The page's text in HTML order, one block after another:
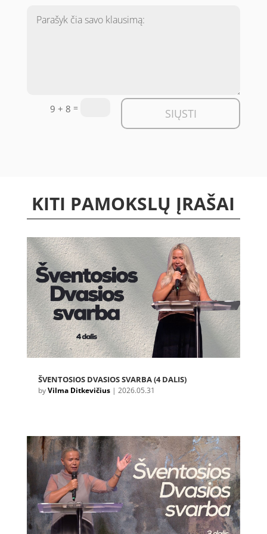
9 + 8 = SIŲSTI
KITI PAMOKSLŲ ĮRAŠAI
ŠVENTOSIOS DVASIOS SVARBA (4 DALIS)
byVilma Ditkevičius| 2026.05.31